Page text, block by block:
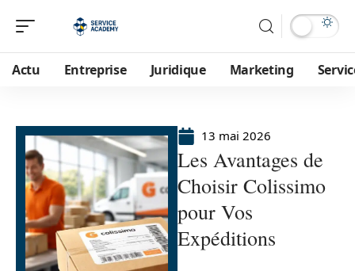
Actu Entreprise Juridique Marketing
13 mai 2026
Les Avantages de
Choisir Colissimo
pour Vos
Expéditions